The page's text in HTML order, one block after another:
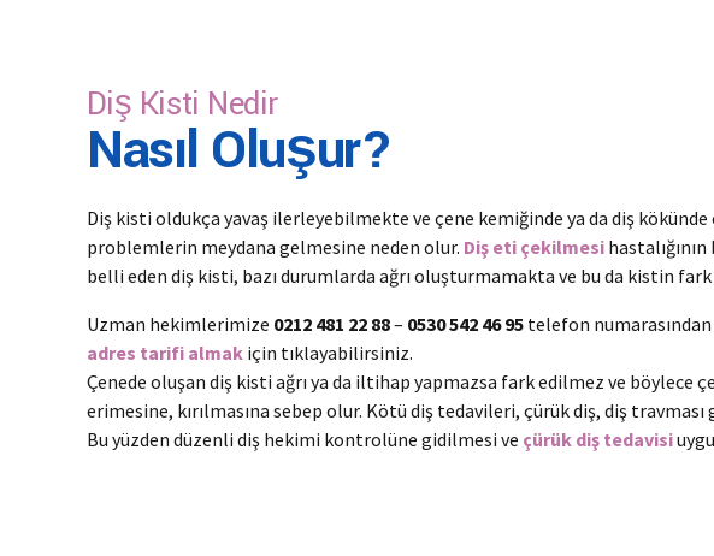
Diş Kisti Nedir
Nasıl Oluşur?
Diş kisti oldukça yavaş ilerleyebilmekte ve çene kemiğinde ya da diş
problemlerin meydana gelmesine neden olur. Diş eti çekilmesi
belli eden diş kisti, bazı durumlarda ağrı oluşturmamakta ve bu da kistin
Uzman hekimlerimize 0212 481 22 88– 0530 542 46 95 telefon
adres tarifi almak için tıklayabilirsiniz.
Çenede oluşan diş kisti ağrı ya da iltihap yapmazsa fark edilmez ve böylece
erimesine, kırılmasına sebep olur. Kötü diş tedavileri, çürük diş, diş
Bu yüzden düzenli diş hekimi kontrolüne gidilmesi ve çürük diş tedavisi